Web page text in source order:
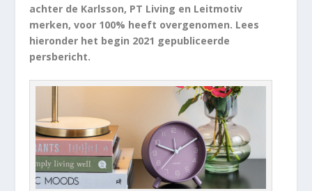
achter de Karlsson, PT Living en Leitmotiv
merken, voor 100% heeft overgenomen. Lees
hieronder het begin 2021 gepubliceerde
persbericht.